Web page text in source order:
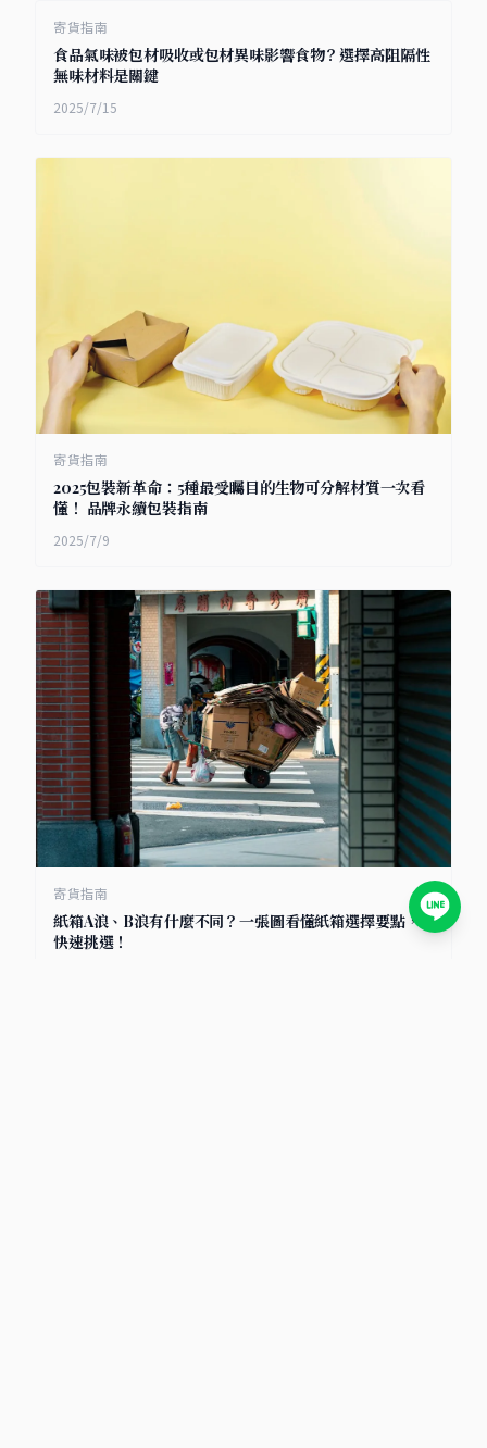
寄貨指南
食品氣味被包材吸收或包材異味影響食物？選擇高阻隔性
無味材料是關鍵
2025/7/15
寄貨指南
2025包裝新革命：5種最受矚目的生物可分解材質一次看
懂！ 品牌永續包裝指南
2025/7/9
寄貨指南
紙箱A浪、B浪有什麼不同？一張圖看懂紙箱選擇要點，
快速挑選！